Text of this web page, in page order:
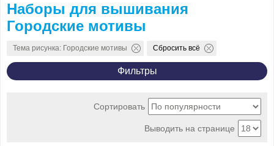
Наборы для вышивания
Городские мотивы
Тема рисунка: Городские мотивы Сбросить всё
Фильтры
Сортировать
Выводить на странице